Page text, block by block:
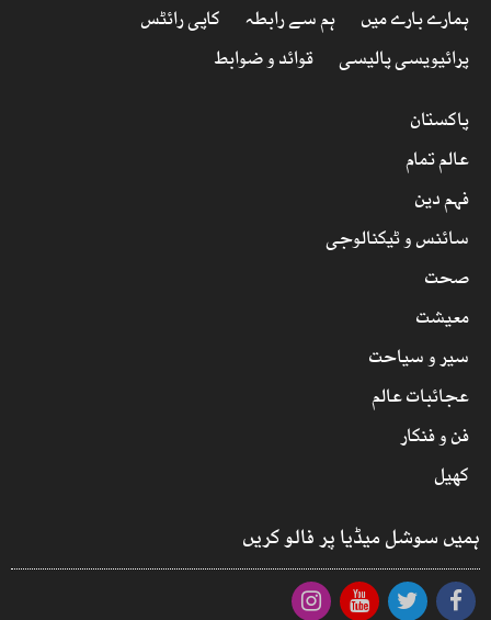
ہمارے بارے میں ہم سے رابطہ
کاپی رائٹس
پرائیویسی پالیسی
قوائد و ضوابط
پاکستان
عالم تمام
فہم دین
سائنس و ٹیکنالوجی
صحت
معیشت
سیر و سیاحت
عجائبات عالم
فن و فنکار
کھیل
ہمیں سوشل میڈیا پر فالو کریں